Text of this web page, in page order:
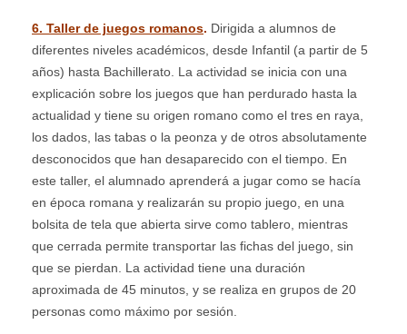
6. Taller de juegos romanos. Dirigida a alumnos de
diferentes niveles académicos, desde Infantil (a partir de 5
años) hasta Bachillerato. La actividad se inicia con una
explicación sobre los juegos que han perdurado hasta la
actualidad y tiene su origen romano como el tres en raya,
los dados, las tabas o la peonza y de otros absolutamente
desconocidos que han desaparecido con el tiempo. En
este taller, el alumnado aprenderá a jugar como se hacía
en época romana y realizarán su propio juego, en una
bolsita de tela que abierta sirve como tablero, mientras
que cerrada permite transportar las fichas del juego, sin
que se pierdan. La actividad tiene una duración
aproximada de 45 minutos, y se realiza en grupos de 20
personas como máximo por sesión.